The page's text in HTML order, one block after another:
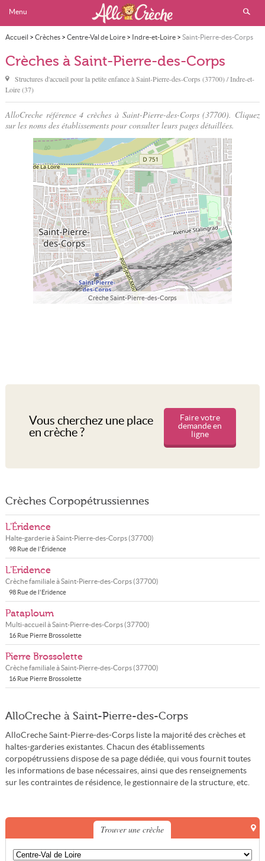
Menu
Accueil > Crèches> Centre-Val de Loire> Indre-et-Loire> Saint-Pierre-des-Corps
Crèches à Saint-Pierre-des-Corps
Structures d'accueil pour la petite enfance àSaint-Pierre-des-Corps (37700) / Indre-et-
Loire (37)
AlloCreche référence 4 crèches à Saint-Pierre-des-Corps (37700). Cliquez
sur les noms des établissements pour consulter leurs pages détaillées.
Crèche Saint-Pierre-des-Corps
Vous cherchez une place
en crèche ?
Faire votre
demande en
ligne
Crèches Corpopétrussiennes
L'Éridence
Halte-garderie àSaint-Pierre-des-Corps(37700)
98 Rue de l'Éridence
L'Eridence
Crèche familiale àSaint-Pierre-des-Corps(37700)
98 Rue de l'Eridence
Pataploum
Multi-accueil àSaint-Pierre-des-Corps(37700)
16 Rue Pierre Brossolette
Pierre Brossolette
Crèche familiale àSaint-Pierre-des-Corps(37700)
16 Rue Pierre Brossolette
AlloCreche à Saint-Pierre-des-Corps
AlloCreche Saint-Pierre-des-Corps liste la majorité des crèches et
haltes-garderies existantes. Chacun des établissements
corpopétrussiens dispose de sa page dédiée, qui vous fournit toutes
les informations de base nécessaires, ainsi que des renseignements
sur les contraintes de résidence, le gestionnaire de la structure, etc.
Trouver une crèche